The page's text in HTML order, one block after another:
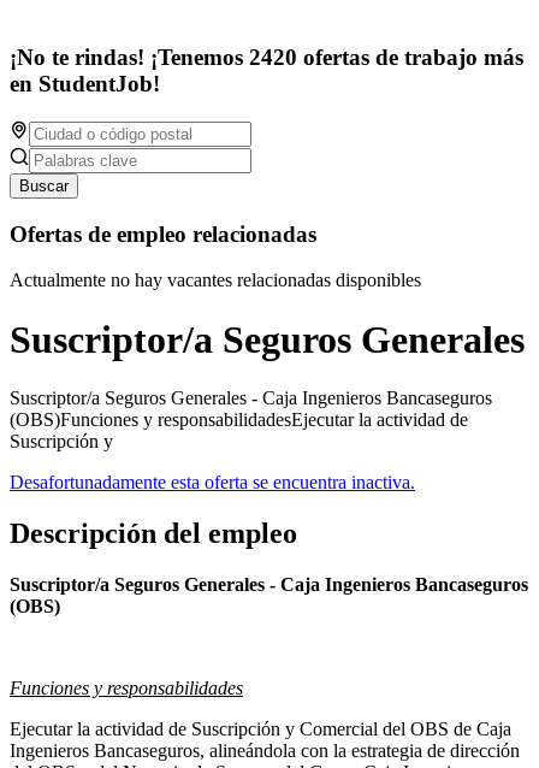
¡No te rindas! ¡Tenemos 2420 ofertas de trabajo más
en StudentJob!
Buscar
Ofertas de empleo relacionadas
Actualmente no hay vacantes relacionadas disponibles
Suscriptor/a Seguros Generales
Suscriptor/a Seguros Generales - Caja Ingenieros Bancaseguros
(OBS)Funciones y responsabilidadesEjecutar la actividad de
Suscripción y
Desafortunadamente esta oferta se encuentra inactiva.
Descripción del empleo
Suscriptor/a Seguros Generales - Caja Ingenieros Bancaseguros
(OBS)
Funciones y responsabilidades
Ejecutar la actividad de Suscripción y Comercial del OBS de Caja
Ingenieros Bancaseguros, alineándola con la estrategia de dirección